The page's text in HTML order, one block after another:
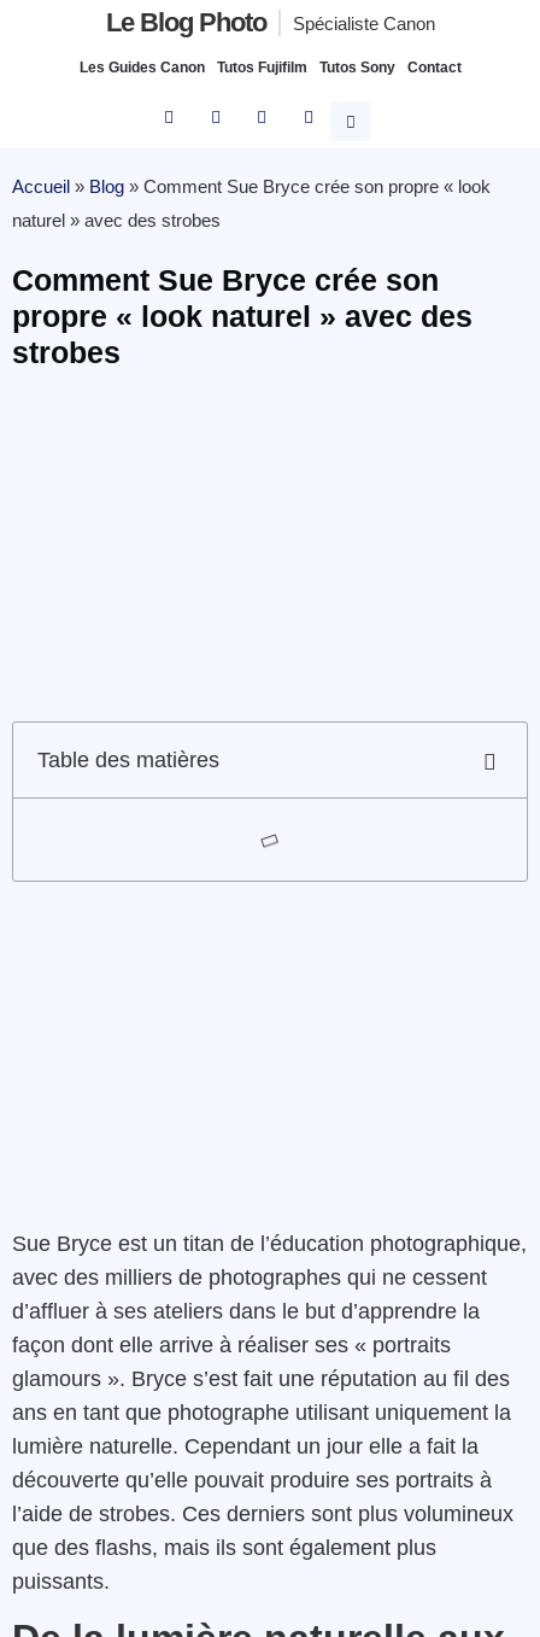
Le Blog Photo Spécialiste Canon
Les Guides Canon Tutos Fujifilm Tutos Sony Contact
Accueil » Blog » Comment Sue Bryce crée son propre « look
naturel » avec des strobes
Comment Sue Bryce crée son
propre « look naturel » avec des
strobes
Table des matières
Sue Bryce est un titan de l’éducation photographique,
avec des milliers de photographes qui ne cessent
d’affluer à ses ateliers dans le but d’apprendre la
façon dont elle arrive à réaliser ses « portraits
glamours ». Bryce s’est fait une réputation au fil des
ans en tant que photographe utilisant uniquement la
lumière naturelle. Cependant un jour elle a fait la
découverte qu’elle pouvait produire ses portraits à
l’aide de strobes. Ces derniers sont plus volumineux
que des flashs, mais ils sont également plus
puissants.